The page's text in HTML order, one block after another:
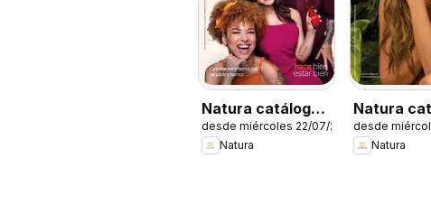
Natura catálogo
ciclo 12
desde miércoles 22/07/2026
Natura
Natura
Ciclo 11
desde
Natura